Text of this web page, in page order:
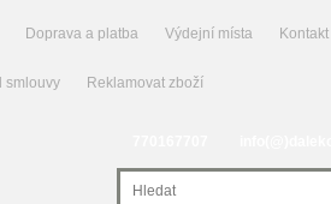
Doprava a platba Výdejní místa Kontakt
smlouvy Reklamovat zboží